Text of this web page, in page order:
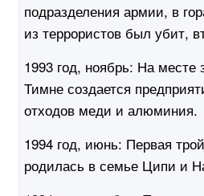
подразделения армии, в
из террористов был убит,
1993 год, ноябрь: На месте
Тимне создается
отходов меди и алюминия.
1994 год, июнь: Первая
родилась в семье Ципи и